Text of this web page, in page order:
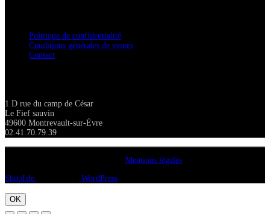
Politique de confidentialité
Conditions générales de ventes
Contact
1 D rue du camp de César
Le Fief sauvin
49600 Montrevault-sur-Èvre
02.41.70.79.39
Mentions légales
ShopIsle
WordPress
OK